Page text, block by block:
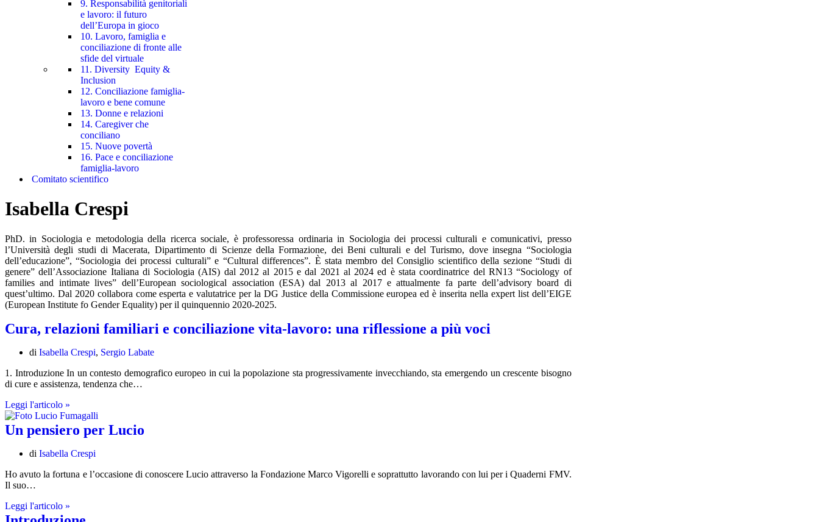
9. Responsabilità genitoriali
e lavoro: il futuro
dell’Europa in gioco
10. Lavoro, famiglia e
conciliazione di fronte alle
sfide del virtuale
11. Diversity Equity &
Inclusion
12. Conciliazione famiglia-
lavoro e bene comune
13. Donne e relazioni
14. Caregiver che
conciliano
15. Nuove povertà
16. Pace e conciliazione
famiglia-lavoro
Comitato scientifico
Isabella Crespi
PhD. in Sociologia e metodologia della ricerca sociale, è professoressa ordinaria in Sociologia dei processi culturali e comunicativi, presso
l’Università degli studi di Macerata, Dipartimento di Scienze della Formazione, dei Beni culturali e del Turismo, dove insegna “Sociologia
dell’educazione”, “Sociologia dei processi culturali” e “Cultural differences”. È stata membro del Consiglio scientifico della sezione “Studi di
genere” dell’Associazione Italiana di Sociologia (AIS) dal 2012 al 2015 e dal 2021 al 2024 ed è stata coordinatrice del RN13 “Sociology of
families and intimate lives” dell’European sociological association (ESA) dal 2013 al 2017 e attualmente fa parte dell’advisory board di
quest’ultimo. Dal 2020 collabora come esperta e valutatrice per la DG Justice della Commissione europea ed è inserita nella expert list dell’EIGE
(European Institute fo Gender Equality) per il quinquennio 2020-2025.
Cura, relazioni familiari e conciliazione vita-lavoro: una riflessione a più voci
di Isabella Crespi, Sergio Labate
1. Introduzione In un contesto demografico europeo in cui la popolazione sta progressivamente invecchiando, sta emergendo un crescente bisogno
di cure e assistenza, tendenza che…
Leggi l'articolo »
relazioni
familiari
e
conciliazione
vita-
lavoro:
una
Un pensiero per Lucio
di Isabella Crespi
Ho avuto la fortuna e l’occasione di conoscere Lucio attraverso la Fondazione Marco Vigorelli e soprattutto lavorando con lui per i Quaderni FMV.
Il suo…
Leggi l'articolo »
pensiero